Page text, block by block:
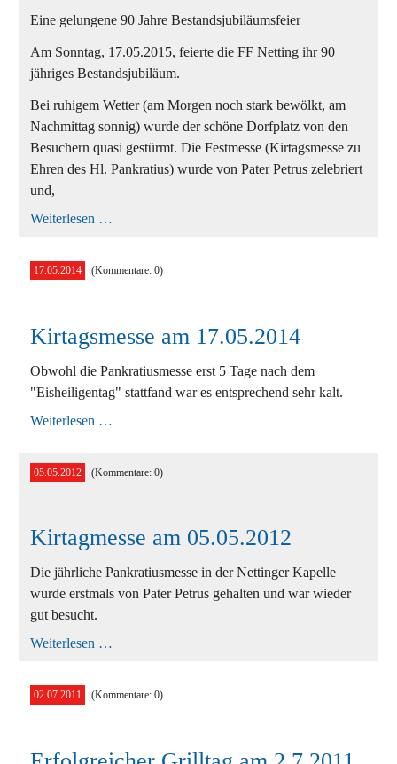
Eine gelungene 90 Jahre Bestandsjubiläumsfeier
Am Sonntag, 17.05.2015, feierte die FF Netting ihr 90
jähriges Bestandsjubiläum.
Bei ruhigem Wetter (am Morgen noch stark bewölkt, am
Nachmittag sonnig) wurde der schöne Dorfplatz von den
Besuchern quasi gestürmt. Die Festmesse (Kirtagsmesse zu
Ehren des Hl. Pankratius) wurde von Pater Petrus zelebriert
und,
Weiterlesen …
FF
17.05.2014 (Kommentare: 0)
Kirtagsmesse am 17.05.2014
Obwohl die Pankratiusmesse erst 5 Tage nach dem
"Eisheiligentag" stattfand war es entsprechend sehr kalt.
Weiterlesen …
05.05.2012 (Kommentare: 0)
Kirtagmesse am 05.05.2012
Die jährliche Pankratiusmesse in der Nettinger Kapelle
wurde erstmals von Pater Petrus gehalten und war wieder
gut besucht.
Weiterlesen …
02.07.2011 (Kommentare: 0)